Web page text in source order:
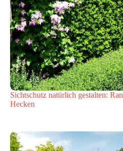
Sichtschutz natürlich gestalten:
Hecken